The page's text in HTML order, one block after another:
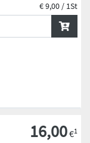
€ 9,00 / 1St
16,00€1